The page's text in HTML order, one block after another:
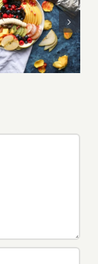
with
Mango,
Orange